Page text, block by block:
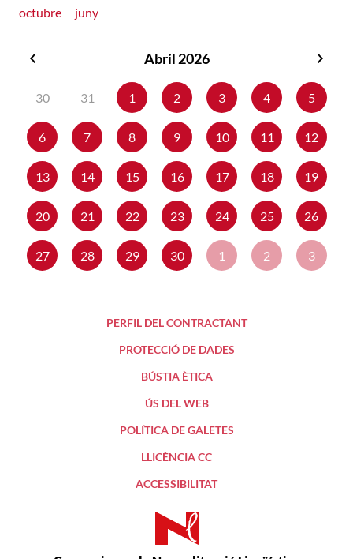
octubre juny
Abril 2026
30
31 1 2 3 4 5
6 7 8 9 10 11 12
13 14 15 16 17 18 19
20 21 22 23 24 25 26
27 28 29 30 1 2 3
PERFIL DEL CONTRACTANT
PROTECCIÓ DE DADES
BÚSTIA ÈTICA
ÚS DEL WEB
POLÍTICA DE GALETES
LLICÈNCIA CC
ACCESSIBILITAT